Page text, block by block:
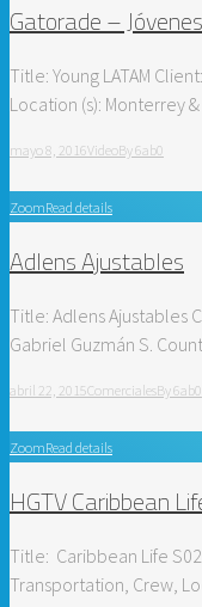
Gatorade –
Title: Young LATAM
Location (s): Monterrey
mayo 8, 2016VideoBy6ab0
ZoomRead details
Adlens Ajustables
Title: Adlens Ajustables
Gabriel Guzmán S.
abril 22, 2015ComercialesBy6ab0
ZoomRead details
HGTV Caribbean
Title: Caribbean Life
Transportation, Crew,